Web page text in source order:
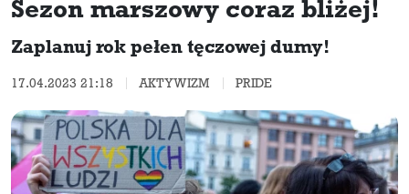
Sezon marszowy coraz bliżej!
Zaplanuj rok pełen tęczowej dumy!
17.04.2023 21:18 AKTYWIZM PRIDE